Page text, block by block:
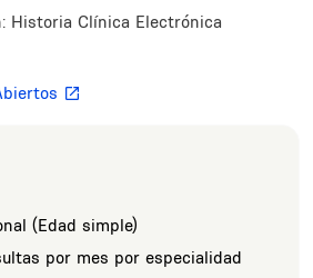
Historia Clínica Electrónica
(Edad simple)
por mes por especialidad